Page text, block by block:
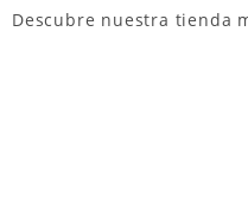
Descubre nuestra tienda